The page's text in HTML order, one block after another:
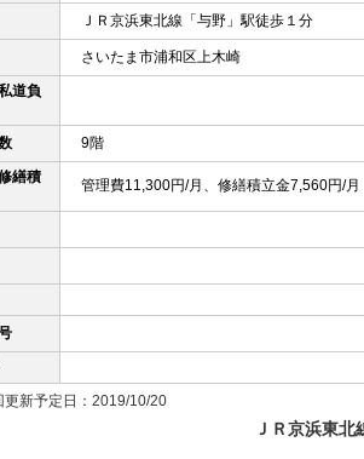
ＪＲ京浜東北線「与野」駅徒歩１分
さいたま市浦和区上木崎
道負
9階
繕積
管理費11,300円/月、修繕積立金7,560円/月
更新予定日：2019/10/20
ＪＲ京浜東